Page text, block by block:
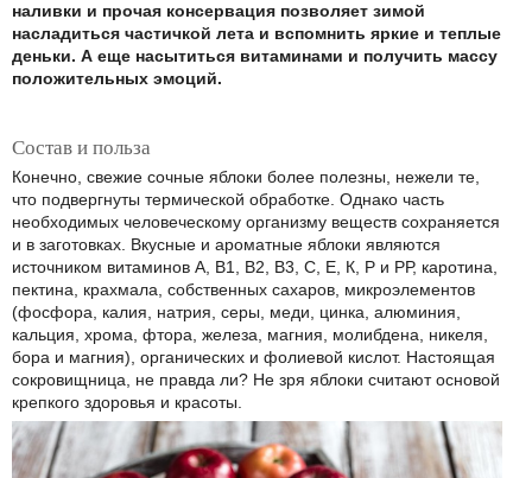
наливки и прочая консервация позволяет зимой
насладиться частичкой лета и вспомнить яркие и теплые
деньки. А еще насытиться витаминами и получить массу
положительных эмоций.
Состав и польза
Конечно, свежие сочные яблоки более полезны, нежели те,
что подвергнуты термической обработке. Однако часть
необходимых человеческому организму веществ сохраняется
и в заготовках. Вкусные и ароматные яблоки являются
источником витаминов А, В1, В2, В3, С, Е, К, Р и РР, каротина,
пектина, крахмала, собственных сахаров, микроэлементов
(фосфора, калия, натрия, серы, меди, цинка, алюминия,
кальция, хрома, фтора, железа, магния, молибдена, никеля,
бора и магния), органических и фолиевой кислот. Настоящая
сокровищница, не правда ли? Не зря яблоки считают основой
крепкого здоровья и красоты.